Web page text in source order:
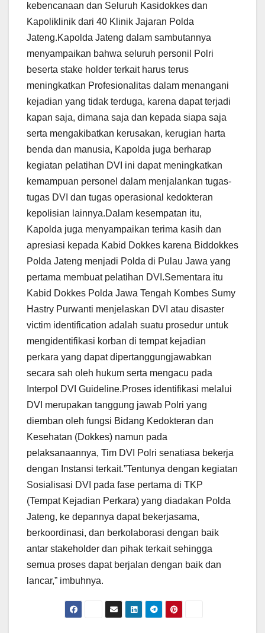
kebencanaan dan Seluruh Kasidokkes dan
Kapoliklinik dari 40 Klinik Jajaran Polda
Jateng.Kapolda Jateng dalam sambutannya
menyampaikan bahwa seluruh personil Polri
beserta stake holder terkait harus terus
meningkatkan Profesionalitas dalam menangani
kejadian yang tidak terduga, karena dapat terjadi
kapan saja, dimana saja dan kepada siapa saja
serta mengakibatkan kerusakan, kerugian harta
benda dan manusia, Kapolda juga berharap
kegiatan pelatihan DVI ini dapat meningkatkan
kemampuan personel dalam menjalankan tugas-
tugas DVI dan tugas operasional kedokteran
kepolisian lainnya.Dalam kesempatan itu,
Kapolda juga menyampaikan terima kasih dan
apresiasi kepada Kabid Dokkes karena Biddokkes
Polda Jateng menjadi Polda di Pulau Jawa yang
pertama membuat pelatihan DVI.Sementara itu
Kabid Dokkes Polda Jawa Tengah Kombes Sumy
Hastry Purwanti menjelaskan DVI atau disaster
victim identification adalah suatu prosedur untuk
mengidentifikasi korban di tempat kejadian
perkara yang dapat dipertanggungjawabkan
secara sah oleh hukum serta mengacu pada
Interpol DVI Guideline.Proses identifikasi melalui
DVI merupakan tanggung jawab Polri yang
diemban oleh fungsi Bidang Kedokteran dan
Kesehatan (Dokkes) namun pada
pelaksanaannya, Tim DVI Polri senatiasa bekerja
dengan Instansi terkait.”Tentunya dengan kegiatan
Sosialisasi DVI pada fase pertama di TKP
(Tempat Kejadian Perkara) yang diadakan Polda
Jateng, ke depannya dapat bekerjasama,
berkoordinasi, dan berkolaborasi dengan baik
antar stakeholder dan pihak terkait sehingga
semua proses dapat berjalan dengan baik dan
lancar,” imbuhnya.